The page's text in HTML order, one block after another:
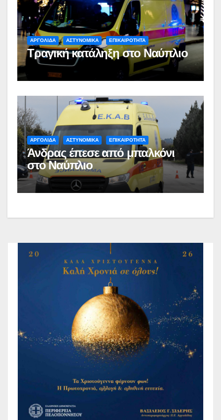
ΑΡΓΟΛΙΔΑ ΑΣΤΥΝΟΜΙΚΑ ΕΠΙΚΑΙΡΟΤΗΤΑ
Τραγική κατάληξη στο Ναύπλιο
ΑΡΓΟΛΙΔΑ ΑΣΤΥΝΟΜΙΚΑ ΕΠΙΚΑΙΡΟΤΗΤΑ
Άνδρας έπεσε από μπαλκόνι
στο Ναύπλιο